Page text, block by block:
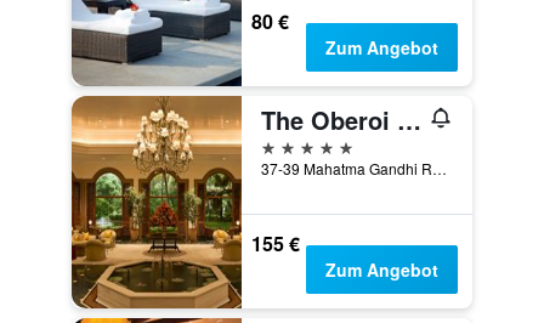
80 €
Zum Angebot
The Oberoi Bengaluru
5 Sterne
37-39 Mahatma Gandhi Road, Bengaluru, Indien
155 €
Zum Angebot